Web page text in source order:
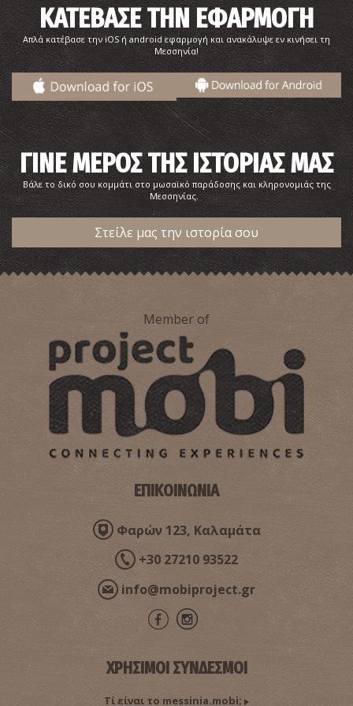
Καταρράκτες - Στενωσιά
ΚΑΤΑΡΡΑΚΤΕΣ ~8Km
Ανάκτορο του Νέστορα
ΑΡΧΑΙΟΙ ΧΡΟΝΟΙ ~8.3Km
Νέστορας, ο σοφός βασιλιάς
~8.4Km
ΚΑΤΕΒΑΣΕ ΤΗΝ ΕΦΑΡΜΟΓΗ
Απλά κατέβασε την iOS ή android εφαρμογή και ανακάλυψε εν κινήσει τη
Μεσσηνία!
ΓΙΝΕ ΜΕΡΟΣ ΤΗΣ ΙΣΤΟΡΙΑΣ ΜΑΣ
Βάλε το δικό σου κομμάτι στο μωσαϊκό παράδοσης και κληρονομιάς της
Μεσσηνίας.
Στείλε μας την ιστορία σου
Member of
ΕΠΙΚΟΙΝΩΝΙΑ
Φαρών 123, Καλαμάτα
+30 27210 93522
info@mobiproject.gr
ΧΡΗΣΙΜΟΙ ΣΥΝΔΕΣΜΟΙ
Τί είναι το messinia.mobi;